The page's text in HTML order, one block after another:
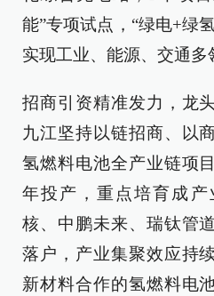
能”专项试点，“绿电+绿
实现工业、能源、交通多
招商引资精准发力，龙
九江坚持以链招商、以
氢燃料电池全产业链项
年投产，重点培育成
核、中鹏未来、瑞钛管
落户，产业集聚效应持
新材料合作的氢燃料电